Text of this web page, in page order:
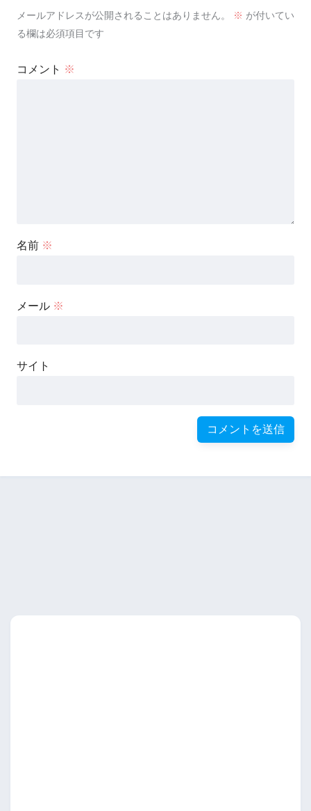
メールアドレスが公開されることはありません。 ※ が付いてい
る欄は必須項目です
コメント ※
名前 ※
メール ※
サイト